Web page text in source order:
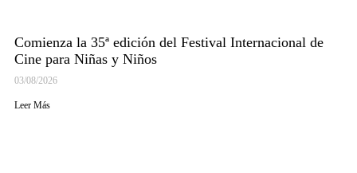
Comienza la 35ª edición del Festival Internacional de
Cine para Niñas y Niños
03/08/2026
Leer Más